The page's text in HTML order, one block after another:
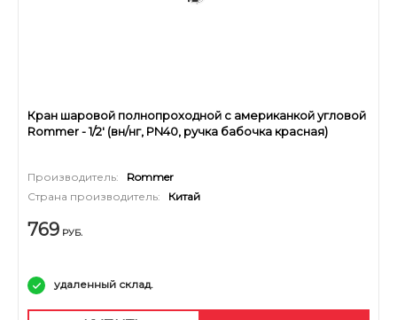
Кран шаровой полнопроходной с американкой угловой
Rommer - 1/2' (вн/нг, PN40, ручка бабочка красная)
Производитель:
Rommer
Страна производитель:
Китай
769 РУБ.
удаленный склад.